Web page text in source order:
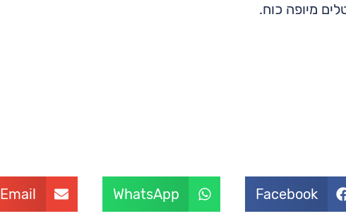
מיופה כוח.
Facebook
WhatsApp
Email